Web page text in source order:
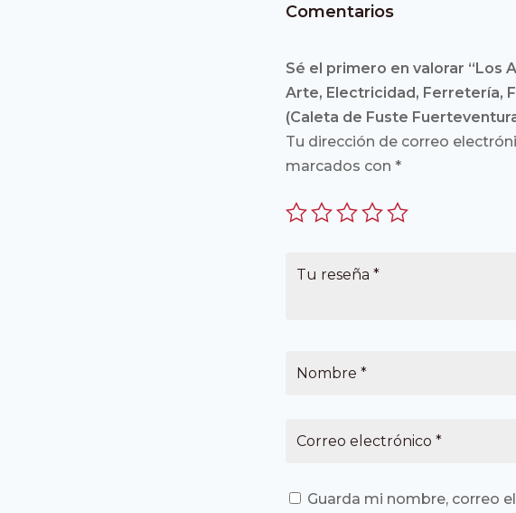
Comentarios
Sé el primero en valorar “Los
Arte, Electricidad, Ferretería,
(Caleta de Fuste
Tu dirección de correo
marcados con*
Guarda mi nombre, correo